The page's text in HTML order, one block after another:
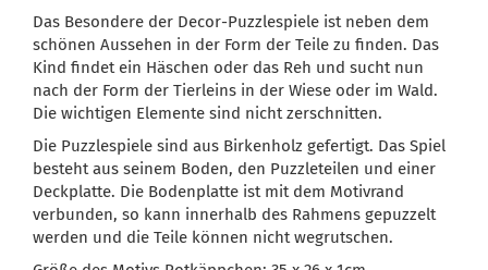
Das Besondere der Decor-Puzzlespiele ist neben dem
schönen Aussehen in der Form der Teile zu finden. Das
Kind findet ein Häschen oder das Reh und sucht nun
nach der Form der Tierleins in der Wiese oder im Wald.
Die wichtigen Elemente sind nicht zerschnitten.
Die Puzzlespiele sind aus Birkenholz gefertigt. Das Spiel
besteht aus seinem Boden, den Puzzleteilen und einer
Deckplatte. Die Bodenplatte ist mit dem Motivrand
verbunden, so kann innerhalb des Rahmens gepuzzelt
werden und die Teile können nicht wegrutschen.